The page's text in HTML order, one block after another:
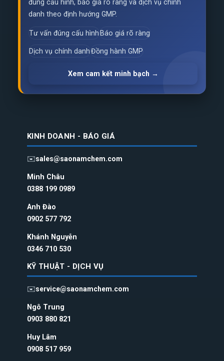
đúng cấu hình, báo giá rõ ràng và dịch vụ chính
danh theo định hướng GMP.
Tư vấn đúng cấu hình Báo giá rõ ràng
Dịch vụ chính danhĐồng hành GMP
Xem cam kết minh bạch →
KINH DOANH - BÁO GIÁ
✉️sales@saonamchem.com
Minh Châu
0388 199 0989
Anh Đào
0902 577 792
Khánh Nguyễn
0346 710 530
KỸ THUẬT - DỊCH VỤ
✉️service@saonamchem.com
Ngô Trung
0903 880 821
Huy Lâm
0908 517 959